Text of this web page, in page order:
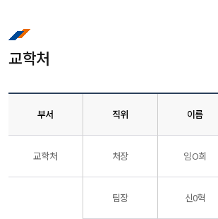
교학처
부서 직위 이름
교학처 처장 임O희
팀장 신0혁